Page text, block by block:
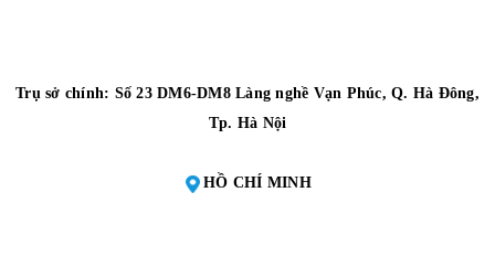
Trụ sở chính: Số 23 DM6-DM8 Làng nghề Vạn Phúc, Q. Hà Đông,
Tp. Hà Nội
HỒ CHÍ MINH